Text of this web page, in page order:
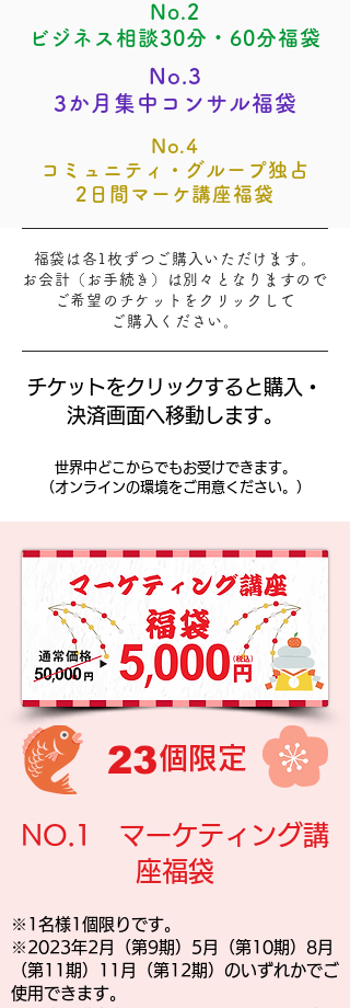
No.2
ビジネス相談30分・60分福袋
No.3
3か月集中コンサル福袋
No.4
コミュニティ・グループ独占
2日間マーケ講座福袋
福袋は 各1枚ずつご購入 いた だけま す。
お会計（お手続き）は別々となりますので
ご希望のチケットをクリックして
ご購入ください 。
チケットをクリックすると購入・
決済画面へ移動します。
世界中どこからでもお受けできます。
（オンラインの環境をご用意ください。）
23​個限定
NO.1 マーケティング講
座福袋
※1名様1個限りです。
※2023年2月（第9期）5月（第10期）8月
（第11期）11月（第12期）のいずれかでご
使用できます。